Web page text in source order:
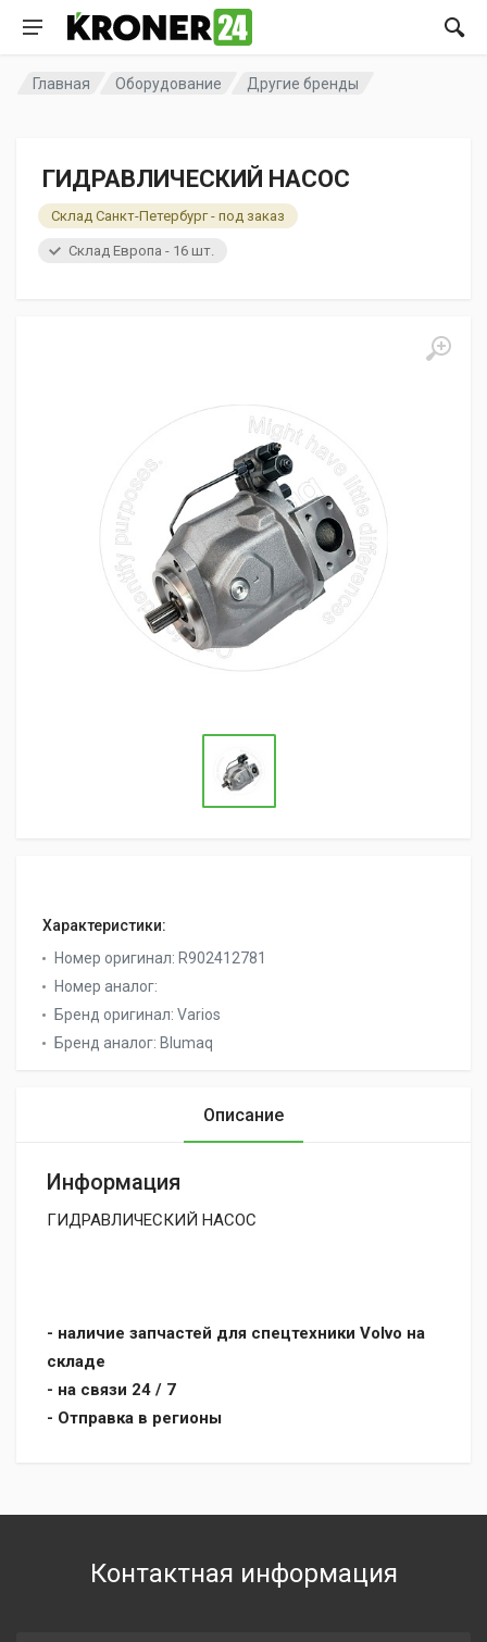
Главная Оборудование Другие бренды
ГИДРАВЛИЧЕСКИЙ НАСОС
Склад Санкт-Петербург - под заказ
Склад Европа - 16 шт.
Характеристики:
Номер оригинал: R902412781
Номер аналог:
Бренд оригинал: Varios
Бренд аналог: Blumaq
Описание
Информация
ГИДРАВЛИЧЕСКИЙ НАСОС
- наличие запчастей для спецтехники Volvo на
складе
- на связи 24 / 7
- Отправка в регионы
Контактная информация